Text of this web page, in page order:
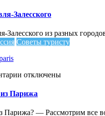
Как
доехать
Переславля-
Залесского
Залесского
Залесского из разных
Советы туристу
к
Как
доехать
отключены
из Парижа
Парижа? — Рассмотрим все